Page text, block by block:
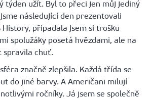
týden užít. Byl to přeci jen můj jediný
jsme následující den prezentovali
History, připadala jsem si trošku
spolužáky posetá hvězdami, ale na
spravila chuť.
značně zlepšila. Každá třída se
do jiné barvy. A Američani milují
ročníky. Já jsem se společně